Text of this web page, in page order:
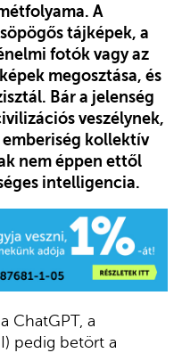
A
tájképek, a
fotók vagy az
megosztása, és
Bár a jelenség
veszélynek,
kollektív
nem éppen ettől
intelligencia.
ChatGPT, a
pedig betört a